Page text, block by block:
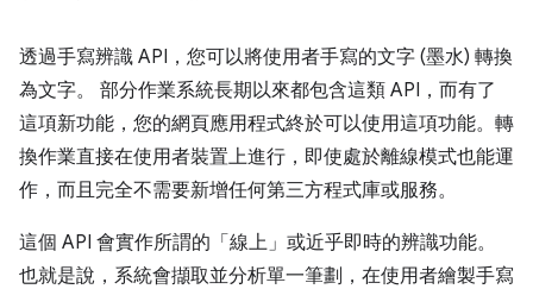
透過手寫辨識 API，您可以將使用者手寫的文字 (墨水) 轉換
為文字。 部分作業系統長期以來都包含這類 API，而有了
這項新功能，您的網頁應用程式終於可以使用這項功能。轉
換作業直接在使用者裝置上進行，即使處於離線模式也能運
作，而且完全不需要新增任何第三方程式庫或服務。
這個 API 會實作所謂的「線上」或近乎即時的辨識功能。
也就是說，系統會擷取並分析單一筆劃，在使用者繪製手寫